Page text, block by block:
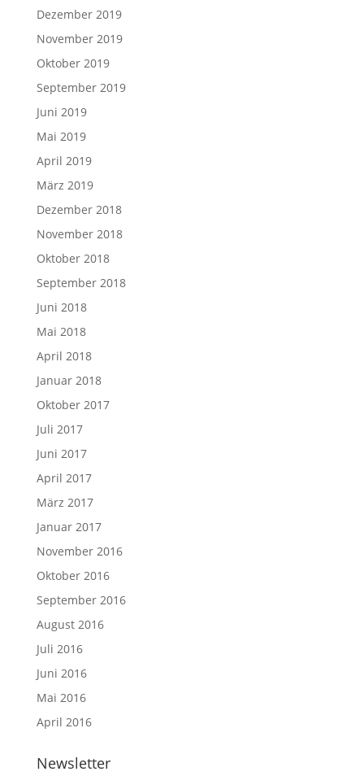
Dezember 2019
November 2019
Oktober 2019
September 2019
Juni 2019
Mai 2019
April 2019
März 2019
Dezember 2018
November 2018
Oktober 2018
September 2018
Juni 2018
Mai 2018
April 2018
Januar 2018
Oktober 2017
Juli 2017
Juni 2017
April 2017
März 2017
Januar 2017
November 2016
Oktober 2016
September 2016
August 2016
Juli 2016
Juni 2016
Mai 2016
April 2016
Newsletter